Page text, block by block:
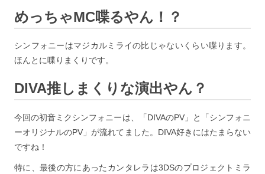
めっちゃMC喋るやん！？
シンフォニーはマジカルミライの比じゃないくらい喋ります。
ほんとに喋りまくりです。
DIVA推しまくりな演出やん？
今回の初音ミクシンフォニーは、「DIVAのPV」と「シンフォニ
ーオリジナルのPV」が流れてました。DIVA好きにはたまらない
ですね！
特に、最後の方にあったカンタレラは3DSのプロジェクトミラ